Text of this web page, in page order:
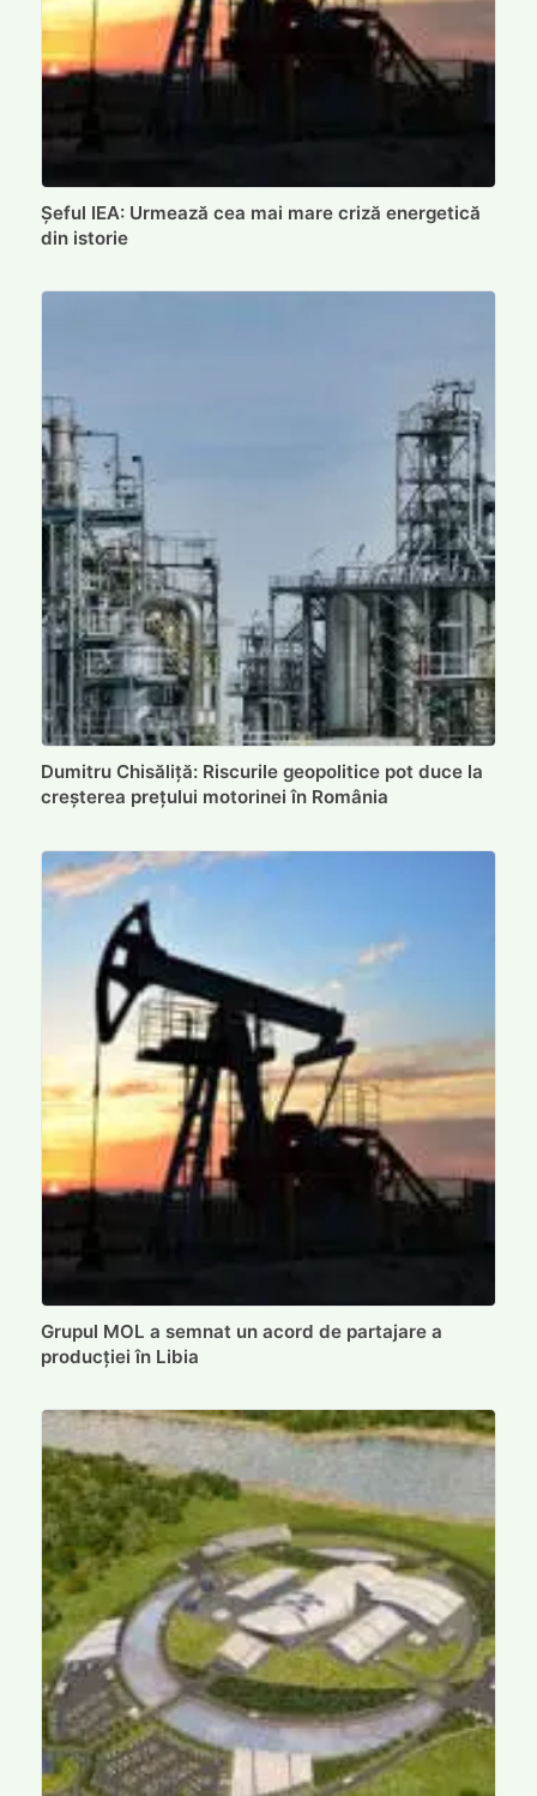
Șeful IEA: Urmează cea mai mare criză energetică
din istorie
Dumitru Chisăliță: Riscurile geopolitice pot duce la
creșterea prețului motorinei în România
Grupul MOL a semnat un acord de partajare a
producției în Libia